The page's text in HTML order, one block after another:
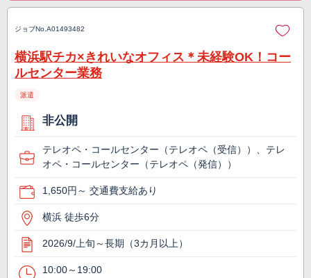
ジョブNo. A01493482
横浜駅チカ×きれいなオフィス＊未経験OK！コー
ルセンター業務
派遣
非公開
テレオペ・コールセンター（テレオペ（受信））、テレ
オペ・コールセンター（テレオペ（発信））
1,650円～ 交通費支給あり
横浜 徒歩6分
2026/9/上旬～長期（3カ月以上）
10:00～19:00